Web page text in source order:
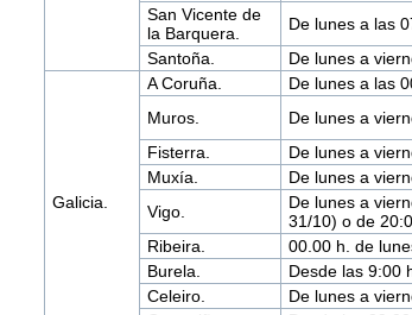
San Vicente de
la Barquera.
De lunes a las
Santoña.
De lunes a
Galicia.
A Coruña. De lunes a las
Muros.
De lunes a
Fisterra.
De lunes a
Muxía.
De lunes a
Vigo.
De lunes a
31/10) o de
Ribeira.
00.00 h. de
Burela.
Desde las 9:00
Celeiro.
De lunes a